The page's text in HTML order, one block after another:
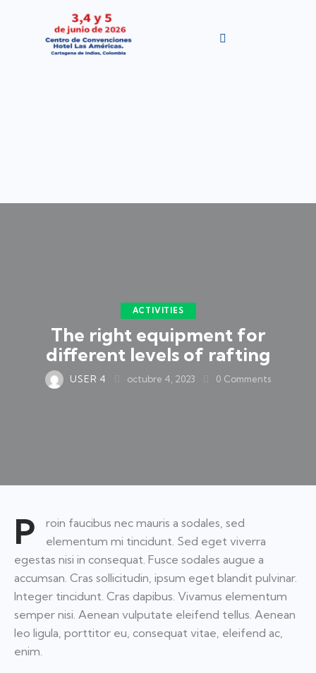
ACTIVITIES
The right equipment for
different levels of rafting
USER 4 octubre 4, 2023 0 Comments
P
roin faucibus nec mauris a sodales, sed
elementum mi tincidunt. Sed eget viverra
egestas nisi in consequat. Fusce sodales augue a
accumsan. Cras sollicitudin, ipsum eget blandit pulvinar.
Integer tincidunt. Cras dapibus. Vivamus elementum
semper nisi. Aenean vulputate eleifend tellus. Aenean
leo ligula, porttitor eu, consequat vitae, eleifend ac,
enim.